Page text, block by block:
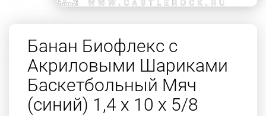
Банан Биофлекс с
Акриловыми Шариками
Баскетбольный Мяч
(синий) 1,4 х 10 х 5/8